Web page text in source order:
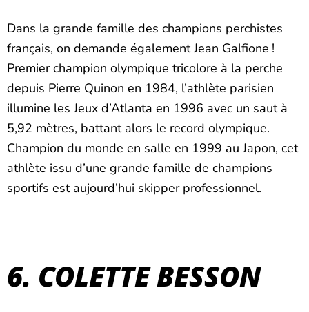
Dans la grande famille des champions perchistes
français, on demande également Jean Galfione !
Premier champion olympique tricolore à la perche
depuis Pierre Quinon en 1984, l’athlète parisien
illumine les Jeux d’Atlanta en 1996 avec un saut à
5,92 mètres, battant alors le record olympique.
Champion du monde en salle en 1999 au Japon, cet
athlète issu d’une grande famille de champions
sportifs est aujourd’hui skipper professionnel.
6. COLETTE BESSON